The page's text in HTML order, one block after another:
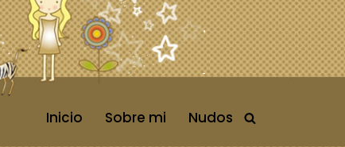
Inicio Sobre mi Nudos